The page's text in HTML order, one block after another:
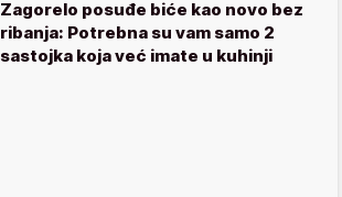
Zagorelo posuđe biće kao novo bez
ribanja: Potrebna su vam samo 2
sastojka koja već imate u kuhinji